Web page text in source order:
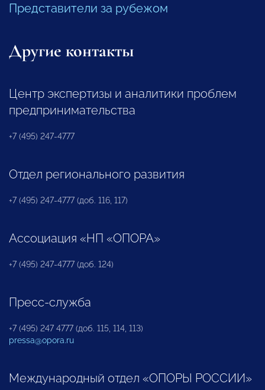
Представители за рубежом
Другие контакты
Центр экспертизы и аналитики проблем
предпринимательства
+7 (495) 247-4777
Отдел регионального развития
+7 (495) 247-4777 (доб. 116, 117)
Ассоциация «НП «ОПОРА»
+7 (495) 247-4777 (доб. 124)
Пресс-служба
+7 (495) 247 4777 (доб. 115, 114, 113)
pressa@opora.ru
Международный отдел «ОПОРЫ РОССИИ»